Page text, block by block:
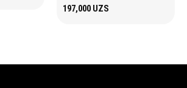
197,000 UZS